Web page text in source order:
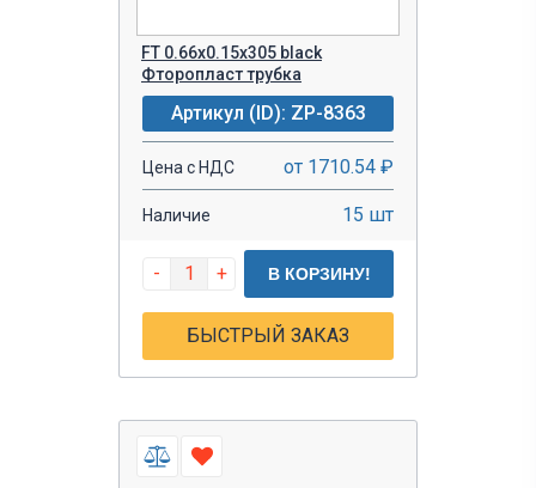
FT 0.66x0.15x305 black
Фторопласт трубка
Артикул (ID): ZP-8363
Цена с НДС от 1710.54 ₽
Наличие 15 шт
- + В КОРЗИНУ!
БЫСТРЫЙ ЗАКАЗ